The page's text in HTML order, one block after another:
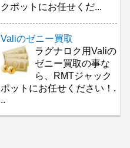
クポットにお任せくだ...
Valiのゼニー買取
ラグナロク用Valiの
ゼニー買取の事な
ら、RMTジャック
ポットにお任せください！.
..